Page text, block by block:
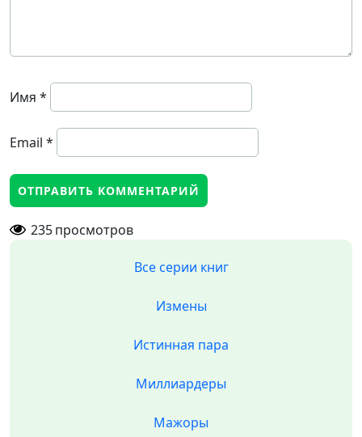
Имя *
Email *
235просмотров
Все серии книг
Измены
Истинная пара
Миллиардеры
Мажоры